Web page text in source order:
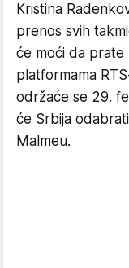
Kristina
prenos svih
će moći da prate
platformama
održaće se 29.
će Srbija
Malmeu.